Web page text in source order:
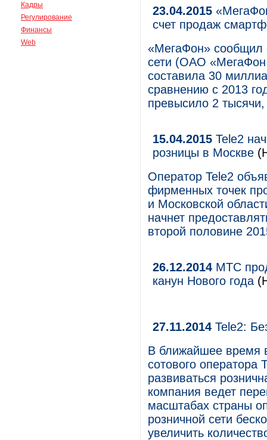
Кадры
Регулирование
Финансы
Web
23.04.2015
счет продаж
«МегаФон» сообщил
сети (ОАО «МегаФон
составила 30
сравнению с 2013
превысило 2
15.04.2015 Tele2
розницы в Москве
Оператор Tele2
фирменных точек
и Московской
начнет
второй половине
26.12.2014 МТС
канун Нового года
27.11.2014 Tele2:
В ближайшее время
сотового оператора
развиваться
компания ведет
масштабах страны
розничной сети
увеличить